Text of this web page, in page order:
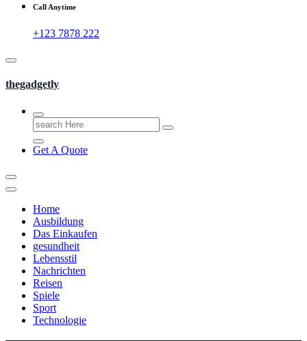
Call Anytime
+123 7878 222
thegadgetly
Search
for:
Get A Quote
Home
Ausbildung
Das Einkaufen
gesundheit
Lebensstil
Nachrichten
Reisen
Spiele
Sport
Technologie